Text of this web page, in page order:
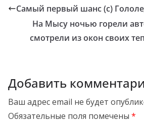
Самый первый шанс (с)
На Мысу ночью горели
смотрели из окон своих
Добавить
Ваш адрес email не будет
Обязательные поля помечены *